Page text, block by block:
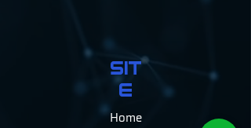
SIT
E
Home